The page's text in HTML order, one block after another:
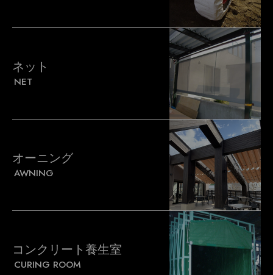
ネット
NET
オーニング
AWNING
コンクリート養生室
CURING ROOM